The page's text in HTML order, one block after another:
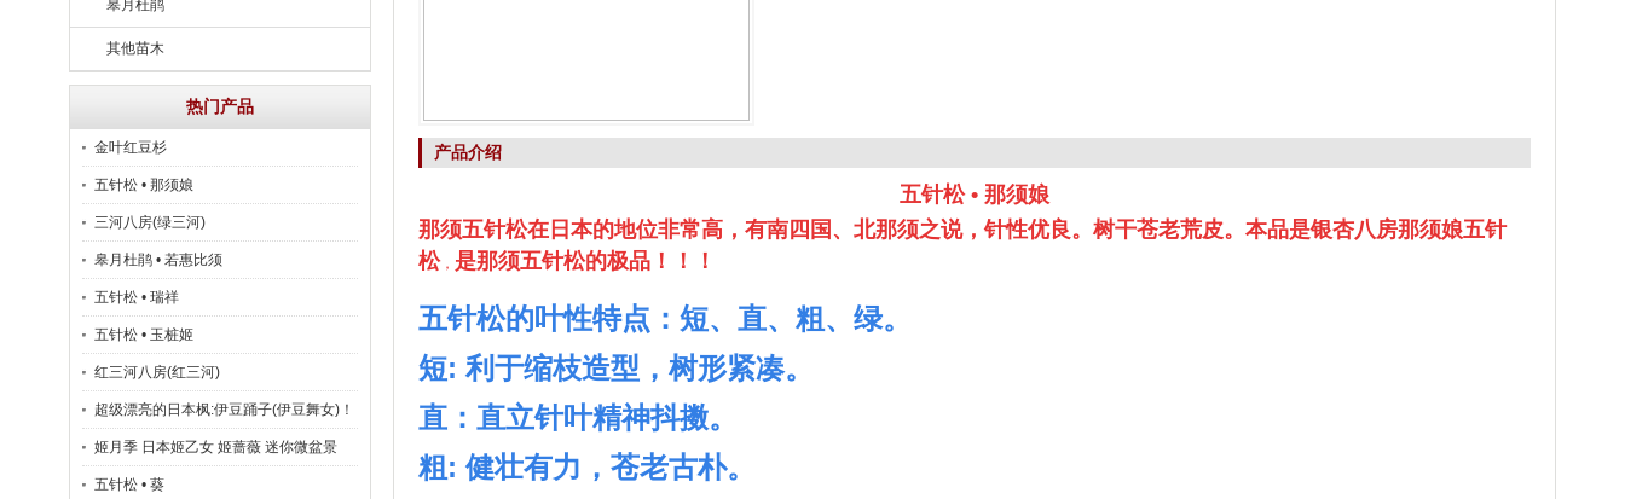
皋月杜鹃
其他苗木
热门产品
金叶红豆杉
五针松 • 那须娘
三河八房(绿三河)
皋月杜鹃 • 若惠比须
五针松 • 瑞祥
五针松 • 玉桩姬
红三河八房(红三河)
超级漂亮的日本枫:伊豆踊子(伊豆舞女)！
姬月季 日本姬乙女 姬蔷薇 迷你微盆景
五针松 • 葵
产品介绍
五针松 • 那须娘
那须五针松在日本的地位非常高，有南四国、北那须之说，针性优良。树干苍老荒皮。本品是银杏八房那须娘五针
松， 是那须五针松的极品！！！
五针松的叶性特点：短、直、粗、绿。
短: 利于缩枝造型，树形紧凑。
直：直立针叶精神抖擞。
粗: 健壮有力，苍老古朴。